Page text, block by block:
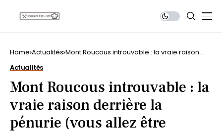
Home Actualités Mont Roucous introuvable : la vraie raison
Actualités
Mont Roucous introuvable : la
vraie raison derrière la
pénurie (vous allez être